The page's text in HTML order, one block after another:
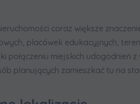
coraz większe
placówek edukacyjnych,
połączeniu miejskich
planujących zamieszkać tu na